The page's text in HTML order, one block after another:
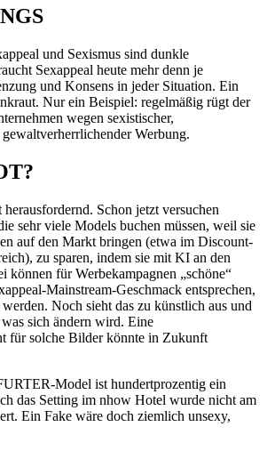
und Sexismus sind dunkle
Sexappeal heute mehr denn je
und Konsens in jeder Situation. Ein
Nur ein Beispiel: regelmäßig rügt der
wegen sexistischer,
Werbung.
Schon jetzt versuchen
sehr viele Models buchen müssen, weil sie
auf den Markt bringen (etwa im Discount-
zu sparen, indem sie mit KI an den
können für Werbekampagnen „schöne“
Mainstream-Geschmack entsprechen,
Noch sieht das zu künstlich aus und
sich ändern wird. Eine
für solche Bilder könnte in Zukunft
Model ist hundertprozentig ein
das Setting im nhow Hotel wurde nicht am
Ein Fake wäre doch ziemlich unsexy,